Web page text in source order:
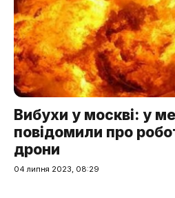
Вибухи у москві: у
повідомили про
дрони
04 липня 2023, 08:29